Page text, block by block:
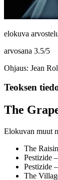
elokuva
arvosana 3.5/5
Ohjaus: Jean
Teoksen
The
Elokuvan muut
The
Pestizide
Pestizide
The